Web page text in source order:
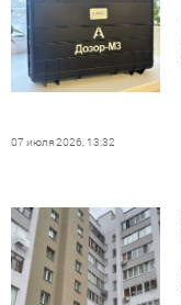
07 июля 2026, 13:32